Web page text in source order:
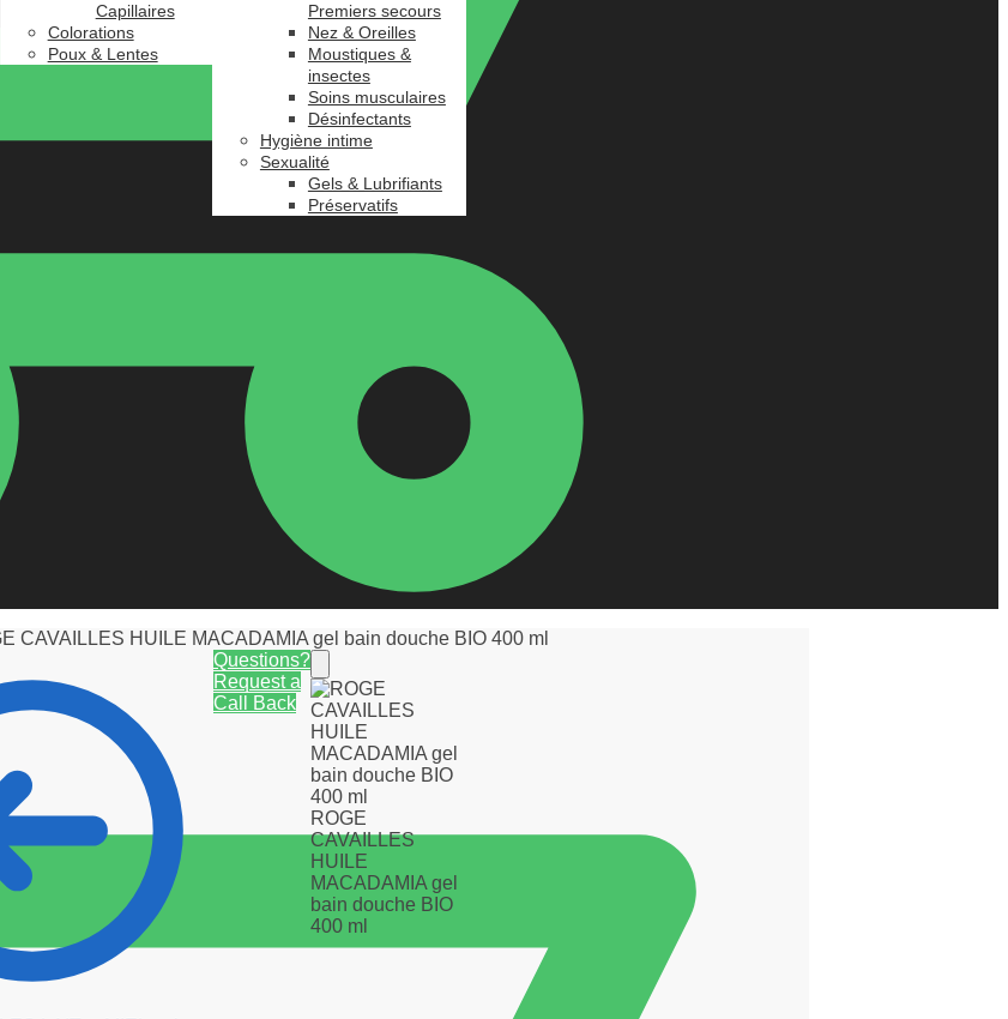
Capillaires
Colorations
Poux & Lentes
Premiers secours
Nez & Oreilles
Moustiques &
insectes
Soins musculaires
Désinfectants
Hygiène intime
Sexualité
Gels & Lubrifiants
Préservatifs
CAVAILLES HUILE MACADAMIA gel bain douche BIO 400 ml
Questions?
Request a
Call Back
ROGE
CAVAILLES
HUILE
MACADAMIA gel
bain douche BIO
400 ml